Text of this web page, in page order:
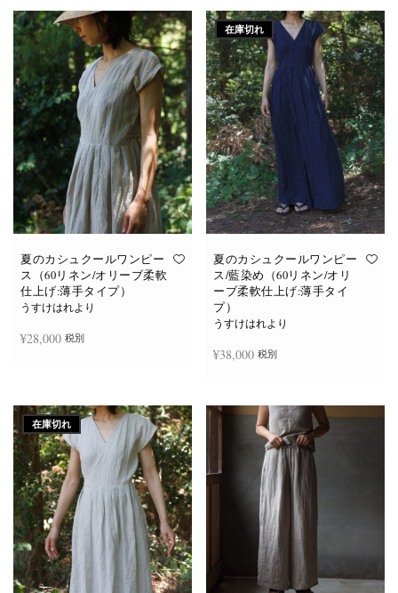
ジ
か
ら
選
択
で
き
ま
す
ジ
か
ら
選
択
で
き
ま
す
の
商
品
に
は
複
数
の
バ
リ
エ
ー
シ
ョ
ン
が
あ
り
ま
オ
プ
シ
ョ
ら
選
択
で
き
ま
す
の
商
品
に
複
数
の
ョ
ン
が
あ
り
ま
オ
プ
シ
ョ
ら
選
択
で
き
ま
す
夏のカシュクールワンピー
ス（60リネン/オリーブ柔軟
仕上げ:薄手タイプ）
うすけはれより
¥28,000 税別
在庫切れ
夏のカシュクールワンピー
ス/藍染め（60リネン/オリ
ーブ柔軟仕上げ:薄手タイ
プ）
うすけはれより
¥38,000 税別
在庫切れ